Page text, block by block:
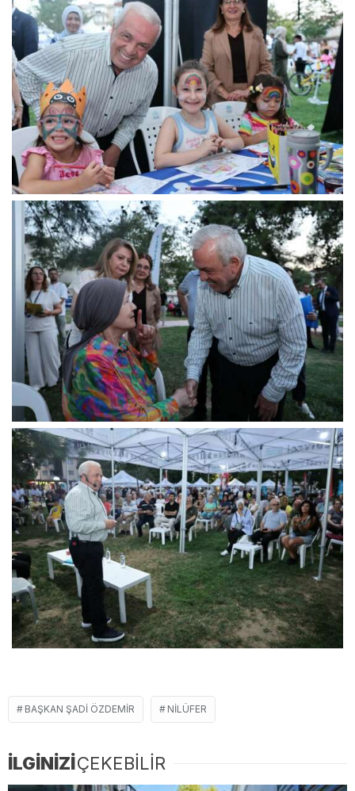
BAŞKAN ŞADI ÖZDEMIR NILÜFER
İLGİNİZİÇEKEBİLİR